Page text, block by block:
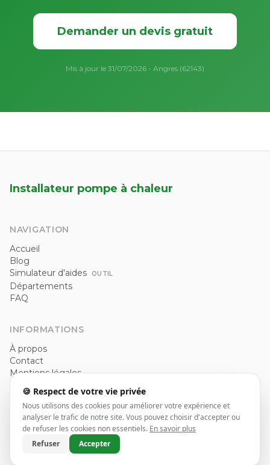
Demander un devis gratuit
Mis à jour le 31/07/2026 - Angres (62143)
Installateur pompe à chaleur
NAVIGATION
Accueil
Blog
Simulateur d'aides
OUTIL
Départements
FAQ
INFORMATIONS
À propos
Contact
Mentions légales
CGU
© 2026 Installateur pompe à chaleur. Tous droits réservés.
🍪 Respect de votre vie privée
Nous utilisons des cookies pour améliorer votre expérience et
analyser le trafic de notre site. Vous pouvez choisir d'accepter ou
de refuser les cookies non essentiels. En savoir plus
Refuser
Accepter